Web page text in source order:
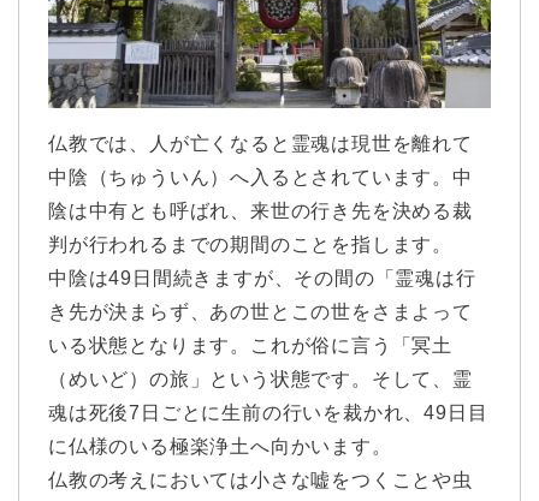
仏教では、人が亡くなると霊魂は現世を離れて
中陰（ちゅういん）へ入るとされています。中
陰は中有とも呼ばれ、来世の行き先を決める裁
判が行われるまでの期間のことを指します。
中陰は49日間続きますが、その間の「霊魂は行
き先が決まらず、あの世とこの世をさまよって
いる状態となります。これが俗に言う「冥土
（めいど）の旅」という状態です。そして、霊
魂は死後7日ごとに生前の行いを裁かれ、49日目
に仏様のいる極楽浄土へ向かいます。
仏教の考えにおいては小さな嘘をつくことや虫